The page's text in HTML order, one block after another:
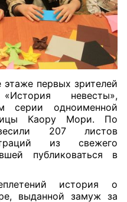
первых зрителей
невесты»,
серии одноименной
Каору Мори. По
207 листов
из свежего
публиковаться в
история о
выданной замуж за